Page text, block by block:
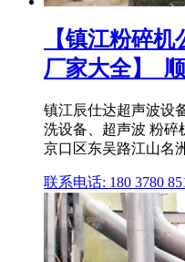
【镇江粉碎
厂家大全】_
镇江辰仕达超声波设
洗设备、超声波 粉碎
京口区东吴路江山名
联系电话: 180 3780